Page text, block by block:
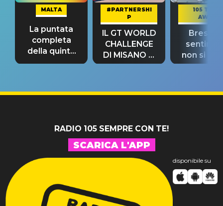
MALTA
La puntata
completa
della quinta
tappa
#PARTNERSHI
P
IL GT WORLD
CHALLENGE
DI MISANO si
riconferma
105 TAKE
AWAY
Bresh:
non si
fino alla
RADIO 105 SEMPRE CON TE!
SCARICA L'APP
disponibile su